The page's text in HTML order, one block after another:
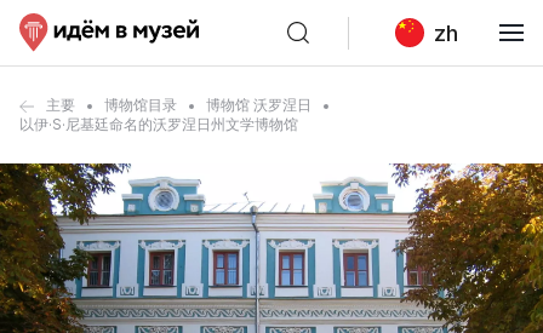
zh
主要 博物馆目录
博物馆 沃罗涅日
以伊·S·尼基廷命名的沃罗涅日州文学博物馆